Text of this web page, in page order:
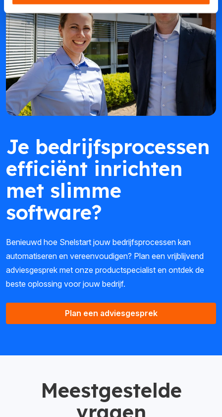
Je bedrijfsprocessen
efficiënt inrichten
met slimme
software?
Benieuwd hoe Snelstart jouw bedrijfsprocessen kan
automatiseren en vereenvoudigen? Plan een vrijblijvend
adviesgesprek met onze productspecialist en ontdek de
beste oplossing voor jouw bedrijf.
Plan een adviesgesprek
Meestgestelde
vragen